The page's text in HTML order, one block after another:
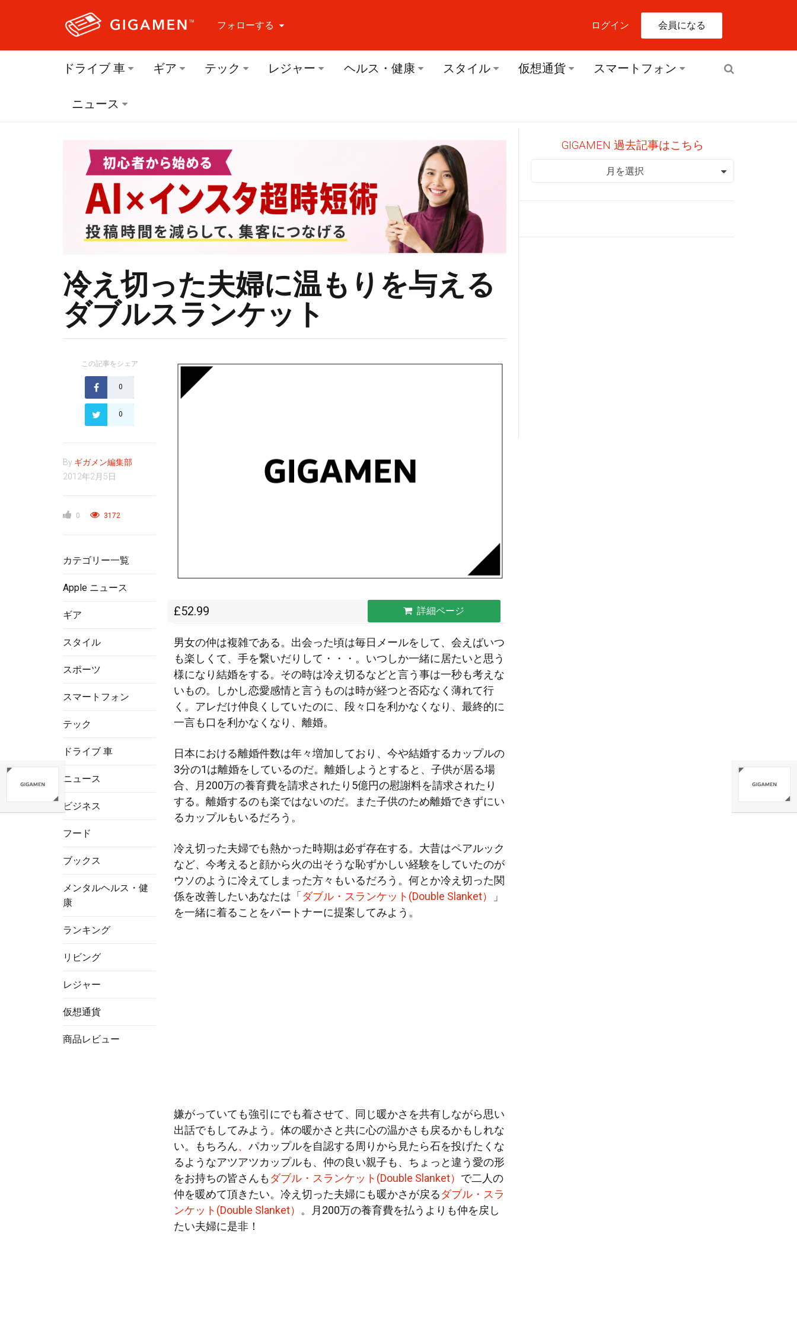
フォローする
フォローする Facebook
ログイン 会員になる
ドライブ 車 ギア テック レジャー ヘルス・健康 スタイル 仮想通貨 スマートフォン
ニュース
冷え切った夫婦に温もりを与える
ダブルスランケット
この記事をシェア
0
0
By ギガメン編集部
2012年2月5日
0 3172
カテゴリー一覧
Apple ニュース
ギア
スタイル
スポーツ
スマートフォン
テック
ドライブ 車
ニュース
ビジネス
フード
ブックス
メンタルヘルス・健
康
ランキング
リビング
レジャー
仮想通貨
商品レビュー
£52.99 詳細ページ
男女の仲は複雑である。出会った頃は毎日メールをして、会えばいつ
も楽しくて、手を繋いだりして・・・。いつしか一緒に居たいと思う
様になり結婚をする。その時は冷え切るなどと言う事は一秒も考えな
いもの。しかし恋愛感情と言うものは時が経つと否応なく薄れて行
く。アレだけ仲良くしていたのに、段々口を利かなくなり、最終的に
一言も口を利かなくなり、離婚。
日本における離婚件数は年々増加しており、今や結婚するカップルの
3分の1は離婚をしているのだ。離婚しようとすると、子供が居る場
合、月200万の養育費を請求されたり5億円の慰謝料を請求されたり
する。離婚するのも楽ではないのだ。また子供のため離婚できずにい
るカップルもいるだろう。
冷え切った夫婦でも熱かった時期は必ず存在する。大昔はペアルック
など、今考えると顔から火の出そうな恥ずかしい経験をしていたのが
ウソのように冷えてしまった方々もいるだろう。何とか冷え切った関
係を改善したいあなたは「ダブル・スランケット(Double Slanket）
」
を一緒に着ることをパートナーに提案してみよう。
嫌がっていても強引にでも着させて、同じ暖かさを共有しながら思い
出話でもしてみよう。体の暖かさと共に心の温かさも戻るかもしれな
い。もちろん、 パカップルを自認する周りから見たら石を投げたくな
るようなアツアツカップルも、仲の良い親子も、ちょっと違う愛の形
をお持ちの皆さんも ダブル・スランケット(Double Slanket） で二人の
仲を暖めて頂きたい。冷え切った夫婦にも暖かさが戻るダブル・スラ
ンケット(Double Slanket） 。月200万の養育費を払うよりも仲を戻し
たい夫婦に是非！
GIGAMEN 過去記事はこちら
GIGAMEN 過去記事はこちら
月を選択